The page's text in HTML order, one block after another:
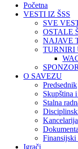
Početna
VESTI IZ ŠSS
SVE
OSTALE
NAJAVE
TURNIRI
O SAVEZU
Predsednik
Skupština
Stalna
Kancelarija
Dokumenta
Finansijski
Igrači